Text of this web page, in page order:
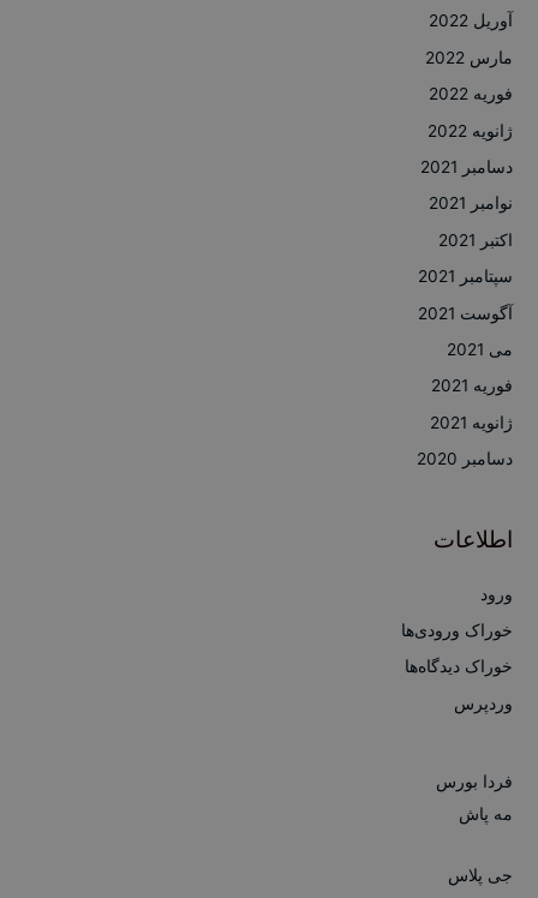
آوریل 2022
مارس 2022
فوریه 2022
ژانویه 2022
دسامبر 2021
نوامبر 2021
اکتبر 2021
سپتامبر 2021
آگوست 2021
می 2021
فوریه 2021
ژانویه 2021
دسامبر 2020
اطلاعات
ورود
خوراک ورودی‌ها
خوراک دیدگاه‌ها
وردپرس
فردا بورس
مه پاش
جی پلاس